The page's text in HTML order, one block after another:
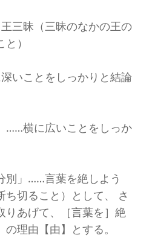
三昧（三昧のなかの王の
）
いことをしっかりと結論
……横に広いことをしっか
別」……言葉を絶しよう
ち切ること）として、 さ
りあげて、［言葉を］絶
理由【由】とする。